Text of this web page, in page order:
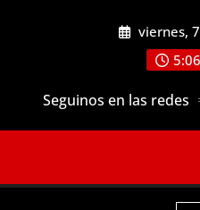
viernes,
Seguinos en las redes